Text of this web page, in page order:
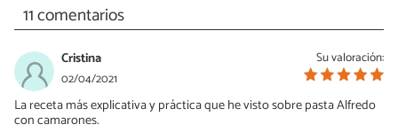
11 comentarios
Su valoración:
Cristina
02/04/2021
La receta más explicativa y práctica que he visto sobre pasta Alfredo
con camarones.